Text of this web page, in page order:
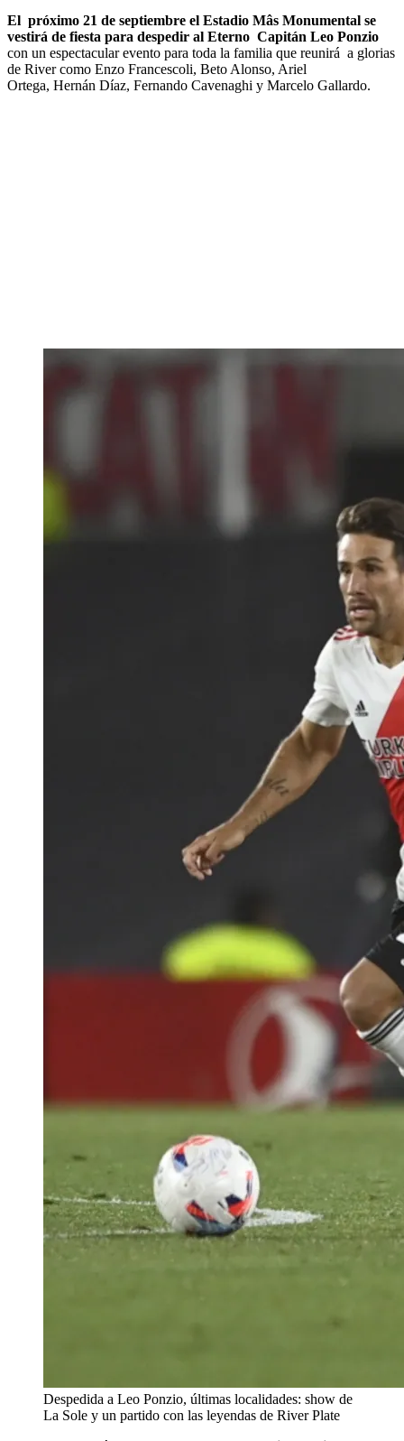
El próximo 21 de septiembre el Estadio Mâs Monumental se
vestirá de fiesta para despedir al Eterno Capitán Leo Ponzio
con un espectacular evento para toda la familia que reunirá a glorias
de River como Enzo Francescoli, Beto Alonso, Ariel
Ortega, Hernán Díaz, Fernando Cavenaghi y Marcelo Gallardo.
Despedida a Leo Ponzio, últimas localidades: show de
La Sole y un partido con las leyendas de River Plate